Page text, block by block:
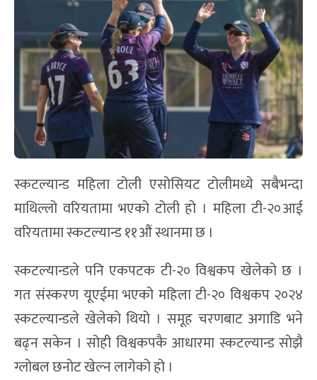
स्कटल्यान्ड महिला टोली एसोसियट टोलीमध्ये सबैभन्दा
माथिल्लो वरियतामा भएको टोली हो । महिला टी-२०आई
वरियतामा स्कटल्यान्ड ११औं स्थानमा छ ।
स्कटल्यान्डले पनि एकपटक टी-२० विश्वकप खेलेको छ ।
गत संस्करण यूएईमा भएको महिला टी-२० विश्वकप २०२४
स्कटल्यान्डले खेलेको थियो । समूह चरणबाट अगाडि भने
बढ्न सकेन । सोही विश्वकपकै आधारमा स्कटल्यान्ड सोझै
ग्लोबल छनोट खेल्न लागेको हो ।